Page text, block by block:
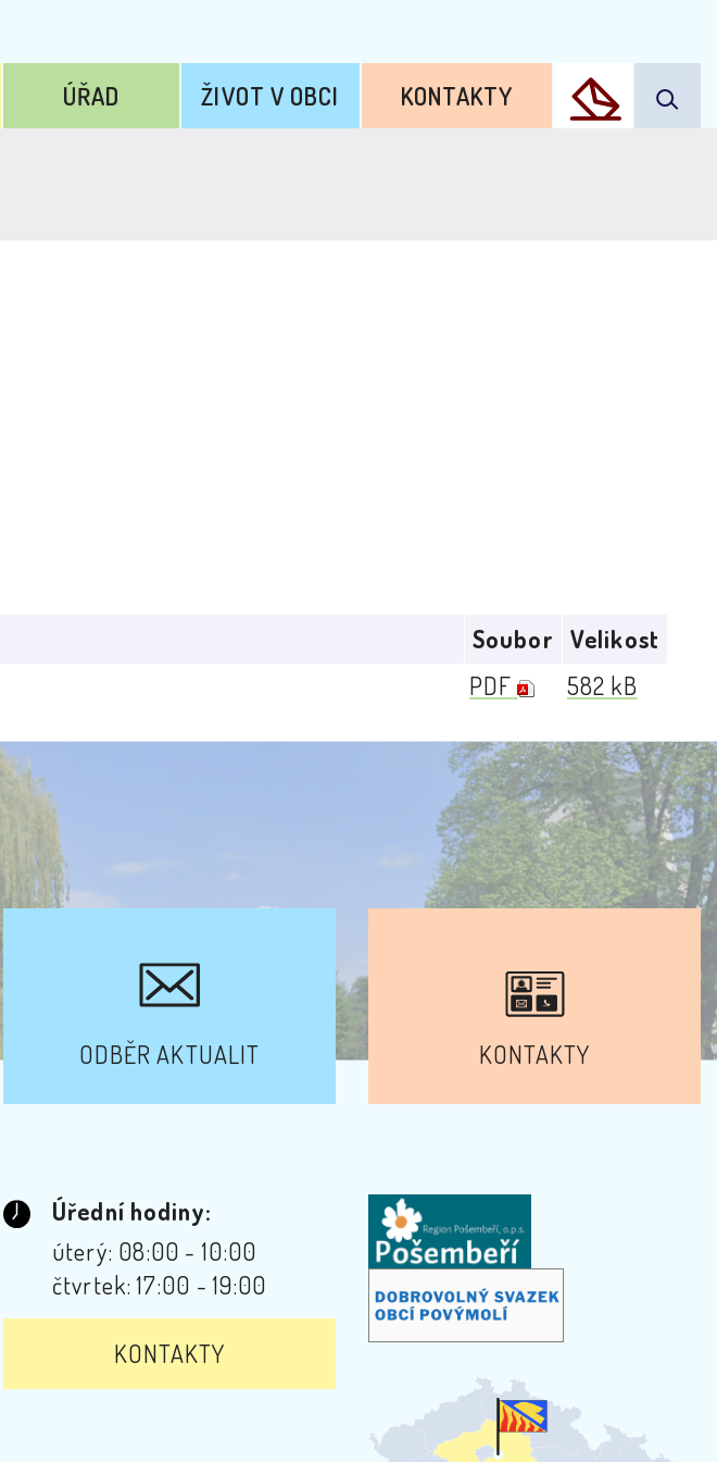
ÚŘAD ŽIVOT V OBCI KONTAKTY
Soubor
Velikost
PDF 582 kB
ODBĚR AKTUALIT KONTAKTY
Úřední hodiny:
úterý: 08:00 - 10:00
čtvrtek: 17:00 - 19:00
KONTAKTY